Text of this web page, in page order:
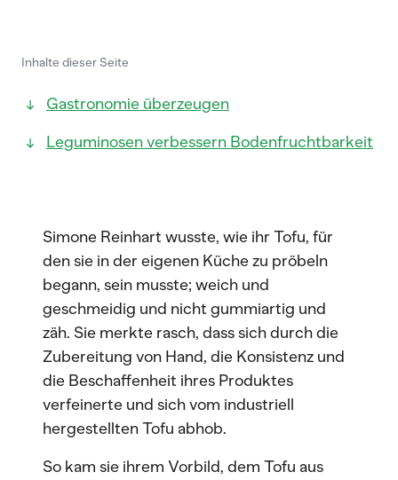
Inhalte dieser Seite
Gastronomie überzeugen
Leguminosen verbessern Bodenfruchtbarkeit
Simone Reinhart wusste, wie ihr Tofu, für
den sie in der eigenen Küche zu pröbeln
begann, sein musste; weich und
geschmeidig und nicht gummiartig und
zäh. Sie merkte rasch, dass sich durch die
Zubereitung von Hand, die Konsistenz und
die Beschaffenheit ihres Produktes
verfeinerte und sich vom industriell
hergestellten Tofu abhob.
So kam sie ihrem Vorbild, dem Tofu aus